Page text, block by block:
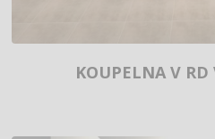
KOUPELNA V